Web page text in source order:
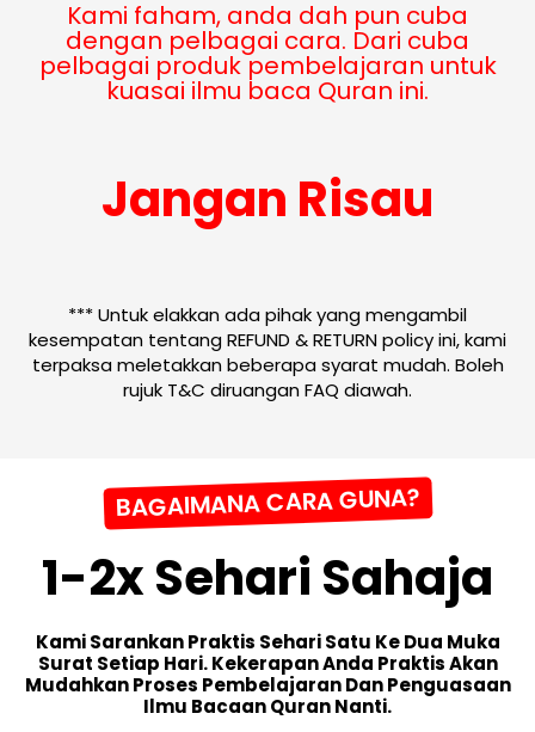
Kami faham, anda dah pun cuba
dengan pelbagai cara. Dari cuba
pelbagai produk pembelajaran untuk
kuasai ilmu baca Quran ini.
Jangan Risau
*** Untuk elakkan ada pihak yang mengambil
kesempatan tentang REFUND & RETURN policy ini, kami
terpaksa meletakkan beberapa syarat mudah. Boleh
rujuk T&C diruangan FAQ diawah.
BAGAIMANA CARA GUNA?
1-2x Sehari Sahaja
Kami Sarankan Praktis Sehari Satu Ke Dua Muka
Surat Setiap Hari. Kekerapan Anda Praktis Akan
Mudahkan Proses Pembelajaran Dan Penguasaan
Ilmu Bacaan Quran Nanti.